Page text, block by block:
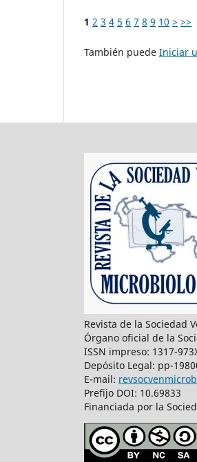
1 2 3 4 5 6 7 8 9 10 > >>
También puede Iniciar
Revista de la Sociedad
Órgano oficial de la
ISSN impreso: 1317-
Depósito Legal: pp-
E-mail:
Prefijo DOI: 10.69833
Financiada por la